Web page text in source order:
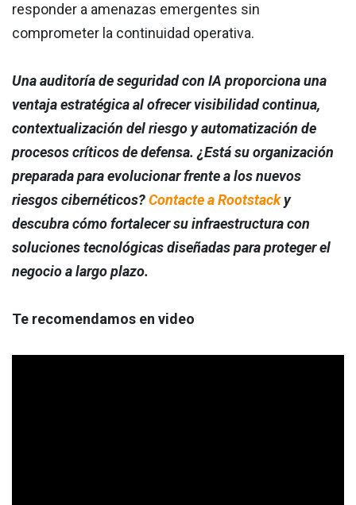
responder a amenazas emergentes sin
comprometer la continuidad operativa.
Una auditoría de seguridad con IA proporciona una
ventaja estratégica al ofrecer visibilidad continua,
contextualización del riesgo y automatización de
procesos críticos de defensa. ¿Está su organización
preparada para evolucionar frente a los nuevos
riesgos cibernéticos?Contacte a Rootstacky
descubra cómo fortalecer su infraestructura con
soluciones tecnológicas diseñadas para proteger el
negocio a largo plazo.
Te recomendamos en video